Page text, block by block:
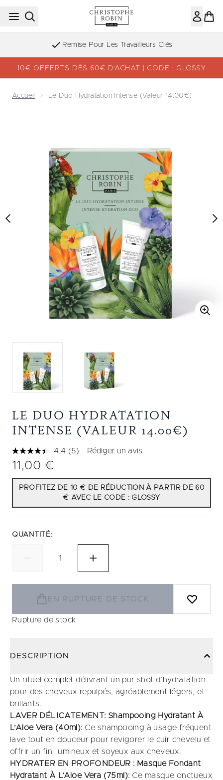
Passer au contenu principal
Remise Pour Les Travailleurs Clés
10€ OFFERTS DÈS 60€ D’ACHAT | CODE : GLOSSY
Accueil Le Duo Hydratation Intense (valeur 14.00€)
LE DUO HYDRATATION
INTENSE (VALEUR 14.00€)
4.4 Lire
Lien
sur
la
même
page.
(5) Rédiger un avis
11,00 €
PROFITEZ DE 10 € DE RÉDUCTION À PARTIR DE 60
€ AVEC LE CODE : GLOSSY
QUANTITÉ:
EN RUPTURE DE STOCK
Rupture de stock
DESCRIPTION
Un rituel complet délivrant un pur shot d’hydratation
pour des cheveux repulpés, agréablement légers, et
brillants.
LAVER DÉLICATEMENT: Shampooing Hydratant À
L’Aloe Vera (40ml): Ce shampooing à usage fréquent
lave tout en douceur pour revigorer le cuir chevelu et
offrir un fini lumineux et soyeux aux cheveux.
HYDRATER EN PROFONDEUR : Masque Fondant
Hydratant À L’Aloe Vera (75ml): Ce masque onctueux